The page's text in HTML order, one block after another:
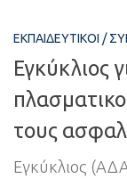
ΕΚΠΑΙΔΕΥΤΙΚΟΊ /
Εγκύκλιος
τους
Εγκύκλιος